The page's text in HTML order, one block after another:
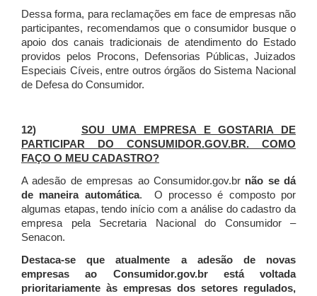
Dessa forma, para reclamações em face de empresas não
participantes, recomendamos que o consumidor busque o
apoio dos canais tradicionais de atendimento do Estado
providos pelos Procons, Defensorias Públicas, Juizados
Especiais Cíveis, entre outros órgãos do Sistema Nacional
de Defesa do Consumidor.
12) SOU UMA EMPRESA E GOSTARIA DE
PARTICIPAR DO CONSUMIDOR.GOV.BR. COMO
FAÇO O MEU CADASTRO?
A adesão de empresas ao Consumidor.gov.br não se dá
de maneira automática. O processo é composto por
algumas etapas, tendo início com a análise do cadastro da
empresa pela Secretaria Nacional do Consumidor –
Senacon.
Destaca-se que atualmente a adesão de novas
empresas ao Consumidor.gov.br está voltada
prioritariamente às empresas dos setores regulados,